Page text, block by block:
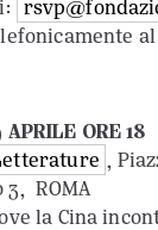
ORE 18
,
3, ROMA
la Cina